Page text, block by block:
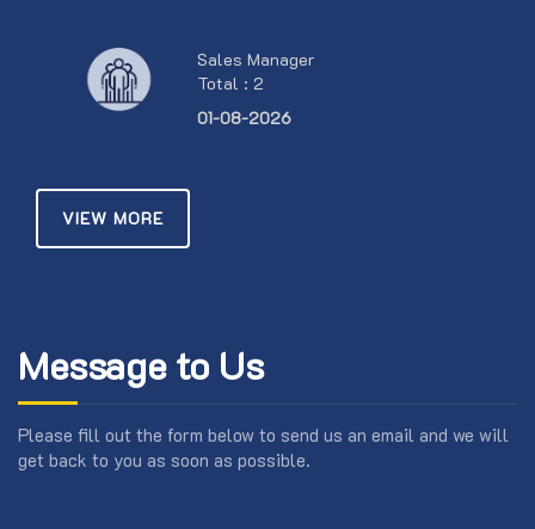
Sales Manager
Total : 2
01-08-2026
VIEW MORE
Message to Us
Please fill out the form below to send us an email and we will
get back to you as soon as possible.